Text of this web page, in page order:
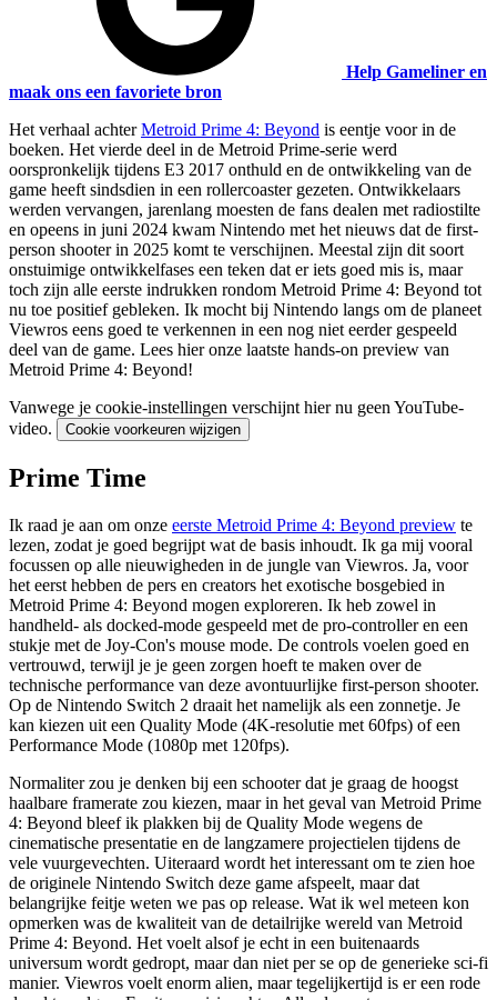
Help Gameliner en
maak ons een favoriete bron
Het verhaal achterMetroid Prime 4: Beyond is eentje voor in de
boeken. Het vierde deel in de Metroid Prime-serie werd
oorspronkelijk tijdens E3 2017 onthuld en de ontwikkeling van de
game heeft sindsdien in een rollercoaster gezeten. Ontwikkelaars
werden vervangen, jarenlang moesten de fans dealen met radiostilte
en opeens in juni 2024 kwam Nintendo met het nieuws dat de first-
person shooter in 2025 komt te verschijnen. Meestal zijn dit soort
onstuimige ontwikkelfases een teken dat er iets goed mis is, maar
toch zijn alle eerste indrukken rondom Metroid Prime 4: Beyond tot
nu toe positief gebleken. Ik mocht bij Nintendo langs om de planeet
Viewros eens goed te verkennen in een nog niet eerder gespeeld
deel van de game. Lees hier onze laatste hands-on preview van
Metroid Prime 4: Beyond!
Vanwege je cookie-instellingen verschijnt hier nu geen YouTube-
video.
Cookie voorkeuren wijzigen
Prime Time
Ik raad je aan om onze eerste Metroid Prime 4: Beyond preview te
lezen, zodat je goed begrijpt wat de basis inhoudt. Ik ga mij vooral
focussen op alle nieuwigheden in de jungle van Viewros. Ja, voor
het eerst hebben de pers en creators het exotische bosgebied in
Metroid Prime 4: Beyond mogen exploreren. Ik heb zowel in
handheld- als docked-mode gespeeld met de pro-controller en een
stukje met de Joy-Con's mouse mode. De controls voelen goed en
vertrouwd, terwijl je je geen zorgen hoeft te maken over de
technische performance van deze avontuurlijke first-person shooter.
Op de Nintendo Switch 2 draait het namelijk als een zonnetje. Je
kan kiezen uit een Quality Mode (4K-resolutie met 60fps) of een
Performance Mode (1080p met 120fps).
Normaliter zou je denken bij een schooter dat je graag de hoogst
haalbare framerate zou kiezen, maar in het geval van Metroid Prime
4: Beyond bleef ik plakken bij de Quality Mode wegens de
cinematische presentatie en de langzamere projectielen tijdens de
vele vuurgevechten. Uiteraard wordt het interessant om te zien hoe
de originele Nintendo Switch deze game afspeelt, maar dat
belangrijke feitje weten we pas op release. Wat ik wel meteen kon
opmerken was de kwaliteit van de detailrijke wereld van Metroid
Prime 4: Beyond. Het voelt alsof je echt in een buitenaards
universum wordt gedropt, maar dan niet per se op de generieke sci-fi
manier. Viewros voelt enorm alien, maar tegelijkertijd is er een rode